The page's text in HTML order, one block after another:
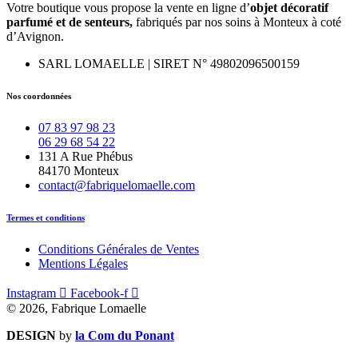
Votre boutique vous propose la vente en ligne d’objet décoratif
parfumé et de senteurs, fabriqués par nos soins à Monteux à coté
d’Avignon.
SARL LOMAELLE | SIRET N° 49802096500159
Nos coordonnées
07 83 97 98 23
06 29 68 54 22
131 A Rue Phébus
84170 Monteux
contact@fabriquelomaelle.com
Termes et conditions
Conditions Générales de Ventes
Mentions Légales
Instagram
Facebook-f
© 2026, Fabrique Lomaelle
DESIGN by la Com du Ponant